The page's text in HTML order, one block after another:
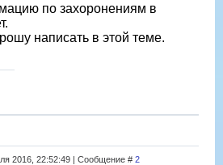
по захоронениям в
написать в этой теме.
2016, 22:52:49 | Сообщение # 2